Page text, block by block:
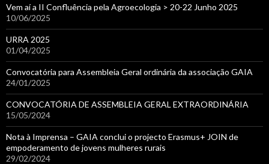
Vem aí a II Confluência pela Agroecologia > 20-22 Junho 2025
10/06/2025
URRA 2025
01/04/2025
Convocatória para Assembleia Geral ordinária da associação GAIA
24/01/2025
CONVOCATÓRIA DE ASSEMBLEIA GERAL EXTRAORDINÁRIA
15/05/2024
Nota à Imprensa – GAIA conclui o projecto Erasmus+ JOIN de
empoderamento de jovens mulheres rurais
29/02/2024